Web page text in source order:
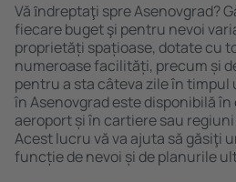
Vă ȋndreptaţi spre Asenovgrad?
fiecare buget şi pentru nevoi
proprietăți spațioase, dotate cu
numeroase facilități, precum și
pentru a sta câteva zile în timpul
în Asenovgrad este disponibilă
aeroport și în cartiere sau
Acest lucru vă va ajuta să găsiţi
funcție de nevoi și de planurile